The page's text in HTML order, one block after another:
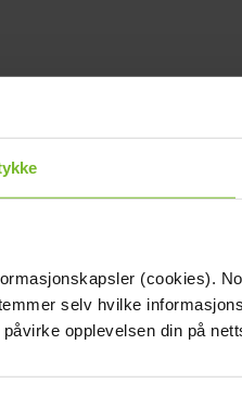
(cookies).
selv hvilke
opplevelsen din på